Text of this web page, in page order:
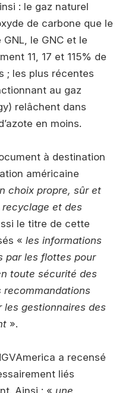
: le gaz naturel
de carbone que le
le GNC et le
11, 17 et 115% de
; les plus récentes
au gaz
relâchent dans
en moins.
à destination
américaine
choix propre, sûr et
et des
le titre de cette
« les informations
par les flottes pour
toute sécurité des
les gestionnaires des
».
a recensé
liés